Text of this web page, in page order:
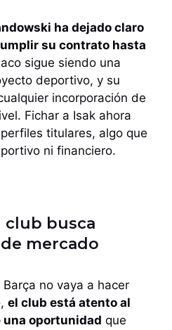
ha dejado claro
su contrato hasta
sigue siendo una
deportivo, y su
incorporación de
Fichar a Isak ahora
titulares, algo que
ni financiero.
club busca
mercado
no vaya a hacer
el club está atento al
una oportunidad que